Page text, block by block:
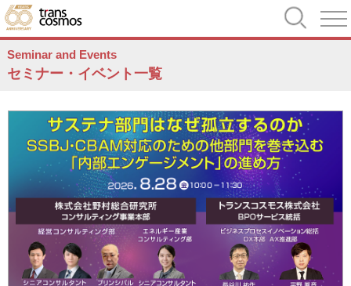
Seminar and Events
セミナー・イベント一覧